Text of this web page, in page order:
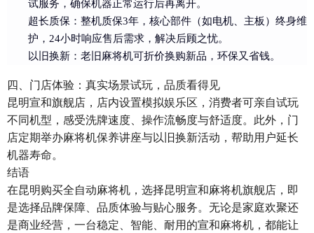
试服务，确保机器正常运行后再离开。
超长质保：整机质保3年，核心部件（如电机、主板）终身维
护，24小时响应售后需求，解决后顾之忧。
以旧换新：老旧麻将机可折价换购新品，环保又省钱。
四、门店体验：真实场景试玩，品质看得见
昆明宣和旗舰店，店内设置模拟娱乐区，消费者可亲自试玩
不同机型，感受洗牌速度、操作流畅度与舒适度。此外，门
店定期举办麻将机保养讲座与以旧换新活动，帮助用户延长
机器寿命。
结语
在昆明购买全自动麻将机，选择昆明宣和麻将机旗舰店，即
是选择品牌保障、品质体验与贴心服务。无论是家庭欢聚还
是商业经营，一台稳定、智能、耐用的宣和麻将机，都能让